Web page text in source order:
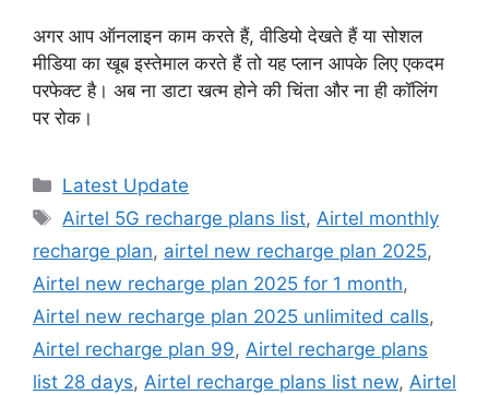
अगर आप ऑनलाइन काम करते हैं, वीडियो देखते हैं या सोशल
मीडिया का खूब इस्तेमाल करते हैं तो यह प्लान आपके लिए एकदम
परफेक्ट है। अब ना डाटा खत्म होने की चिंता और ना ही कॉलिंग
पर रोक।
Categories
Latest Update
Tags
Airtel 5G recharge plans list, Airtel monthly
recharge plan, airtel new recharge plan 2025,
Airtel new recharge plan 2025 for 1 month,
Airtel new recharge plan 2025 unlimited calls,
Airtel recharge plan 99, Airtel recharge plans
list 28 days, Airtel recharge plans list new, Airtel